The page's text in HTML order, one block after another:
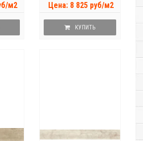
м2 Цена: 8 825 руб/м2
КУПИТЬ